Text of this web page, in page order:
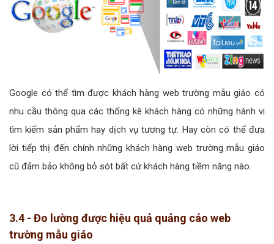
Google có thể tìm được khách hàng web trường mẫu giáo có
nhu cầu thông qua các thống kê khách hàng có những hành vi
tìm kiếm sản phẩm hay dịch vụ tương tự. Hay còn có thể đưa
lời tiếp thị đến chính những khách hàng web trường mẫu giáo
cũ đảm bảo không bỏ sót bất cứ khách hàng tiềm năng nào.
3.4 - Đo lường được hiệu quả quảng cáo web
trường mẫu giáo